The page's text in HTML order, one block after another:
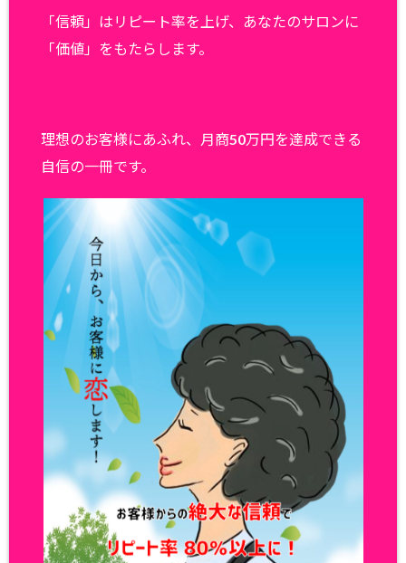
「信頼」はリピート率を上げ、あなたのサロンに
「価値」をもたらします。
理想のお客様にあふれ、月商50万円を達成できる
自信の一冊です。